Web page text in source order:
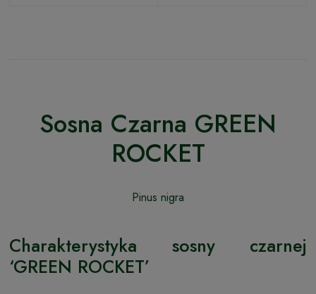
Sosna Czarna GREEN
ROCKET
Pinus nigra
Charakterystyka sosny czarnej
‘GREEN ROCKET’